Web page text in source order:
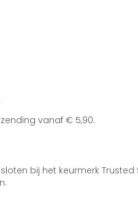
vanaf € 5,90.
bij het keurmerk Trusted